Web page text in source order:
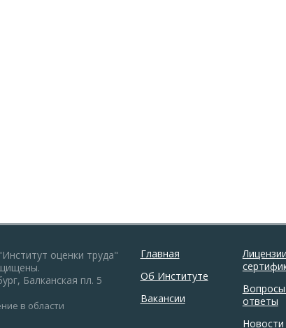
оценки труда"
Балканская пл. 5
в области
Главная
Об Институте
Вакансии
ответы
Новости